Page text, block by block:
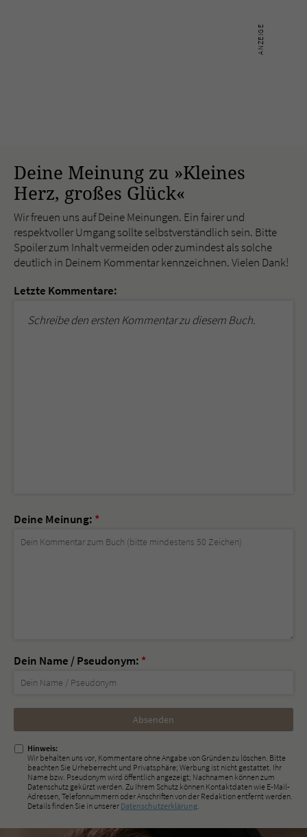
Deine Meinung zu »Kleines
Herz, großes Glück«
Wir freuen uns auf Deine Meinungen. Ein fairer und
respektvoller Umgang sollte selbstverständlich sein. Bitte
Spoiler zum Inhalt vermeiden oder zumindest als solche
deutlich in Deinem Kommentar kennzeichnen. Vielen Dank!
Letzte Kommentare:
Schreibe den ersten Kommentar zu diesem Buch.
Deine Meinung: *
Dein Name / Pseudonym: *
Nicht
ausfüllen!
Hinweis:
Wir behalten uns vor, Kommentare ohne Angabe von Gründen zu löschen. Bitte
beachten Sie Urheberrecht und Privatsphäre; Werbung ist nicht gestattet. Ihr
Name bzw. Pseudonym wird öffentlich angezeigt; Nachnamen können zum
Datenschutz gekürzt werden. Zu Ihrem Schutz können Kontaktdaten wie E-Mail-
Adressen, Telefonnummern oder Anschriften von der Redaktion entfernt werden.
Details finden Sie in unserer Datenschutzerklärung